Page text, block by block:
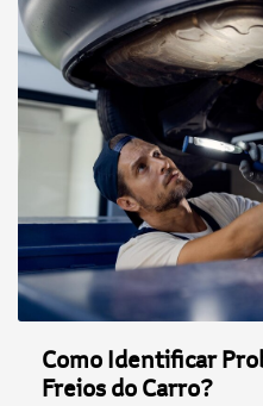
Como Identificar
Freios do Carro?